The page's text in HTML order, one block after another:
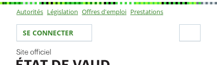
Sous-navigation
Autorités Législation Offres d'emploi Prestations
Votre identité
SE CONNECTER